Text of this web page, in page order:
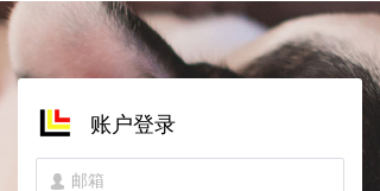
넙
账户登录